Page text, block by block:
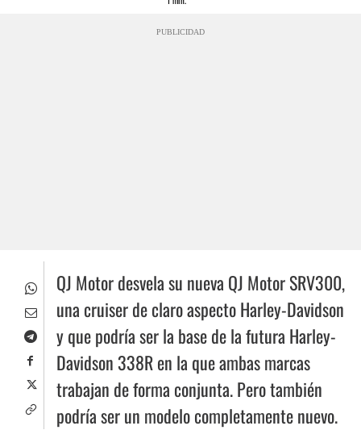
PUBLICIDAD
QJ Motor desvela su nueva QJ Motor SRV300,
una cruiser de claro aspecto Harley-Davidson
y que podría ser la base de la futura Harley-
Davidson 338R en la que ambas marcas
trabajan de forma conjunta. Pero también
podría ser un modelo completamente nuevo.